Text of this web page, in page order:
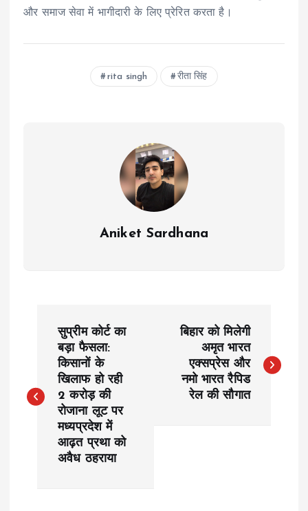
और समाज सेवा में भागीदारी के लिए प्रेरित करता है।
rita singh रीता सिंह
Aniket Sardhana
s
सुप्रीम कोर्ट का
बड़ा फैसला:
किसानों के
खिलाफ हो रही
2 करोड़ की
रोजाना लूट पर
मध्यप्रदेश में
आढ़त प्रथा को
अवैध ठहराया
बिहार को मिलेगी
अमृत भारत
एक्सप्रेस और
नमो भारत रैपिड
रेल की सौगात